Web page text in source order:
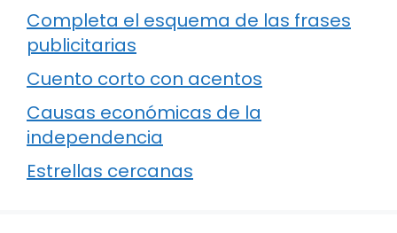
Completa el esquema de las frases
publicitarias
Cuento corto con acentos
Causas económicas de la
independencia
Estrellas cercanas